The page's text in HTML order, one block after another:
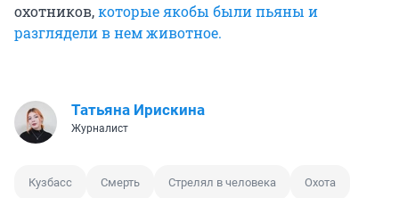
охотников,которые якобы были пьяны и
разглядели в нем животное.
Татьяна Ирискина
Журналист
Кузбасс Смерть Стрелял в человека Охота